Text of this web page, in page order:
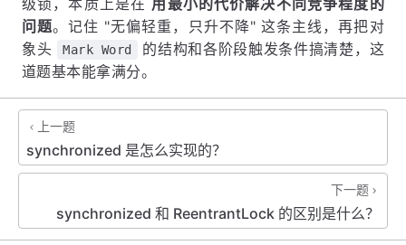
问题。记住 "无偏轻重，只升不降" 这条主线，再把对
象头
Mark Word
的结构和各阶段触发条件搞清楚，这
道题基本能拿满分。
上一题
synchronized 是怎么实现的？
下一题
synchronized 和 ReentrantLock 的区别是什么？